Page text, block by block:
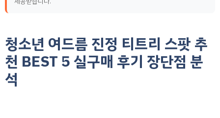
청소년 여드름 진정 티트리 스팟 추
천 BEST 5 실구매 후기 장단점 분
석